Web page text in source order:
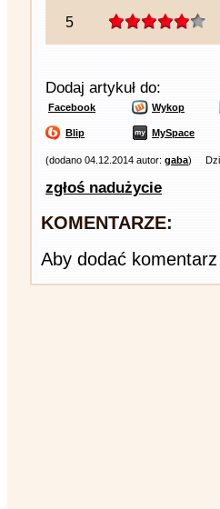
5
Dodaj artykuł do:
Facebook Wykop
Blip MySpace
(dodano 04.12.2014 autor: gaba)
zgłoś nadużycie
KOMENTARZE:
Aby dodać